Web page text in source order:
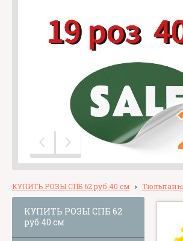
Предыдущий слайд
Следующий слайд
КУПИТЬ РОЗЫ СПБ 62 руб.40 см › Тюльпаны
КУПИТЬ РОЗЫ СПБ 62
руб.40 см